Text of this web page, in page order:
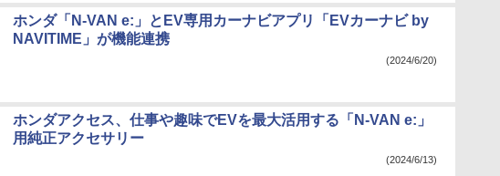
ホンダ「N-VAN e:」とEV専用カーナビアプリ「EVカーナビ by
NAVITIME」が機能連携
(2024/6/20)
ホンダアクセス、仕事や趣味でEVを最大活用する「N-VAN e:」
用純正アクセサリー
(2024/6/13)